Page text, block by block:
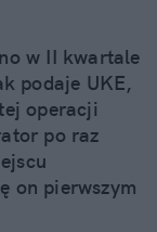
w II kwartale
podaje UKE,
operacji
po raz
on pierwszym